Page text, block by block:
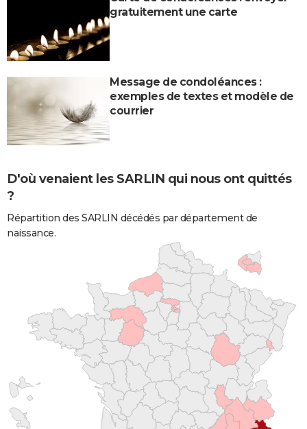
gratuitement une carte
Message de condoléances :
exemples de textes et modèle de
courrier
D'où venaient les SARLIN qui nous ont quittés
?
Répartition des SARLIN décédés par département de
naissance.